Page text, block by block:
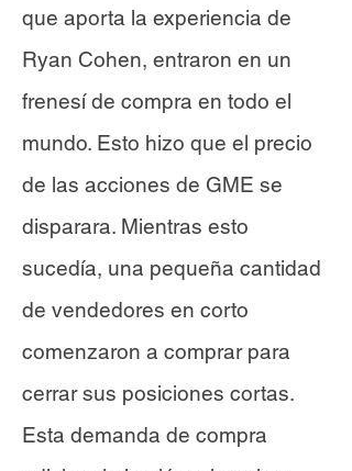
que aporta la experiencia de
Ryan Cohen, entraron en un
frenesí de compra en todo el
mundo. Esto hizo que el precio
de las acciones de GME se
disparara. Mientras esto
sucedía, una pequeña cantidad
de vendedores en corto
comenzaron a comprar para
cerrar sus posiciones cortas.
Esta demanda de compra